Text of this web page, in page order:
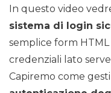
In questo video
sistema di login
semplice form
credenziali lato
Capiremo come